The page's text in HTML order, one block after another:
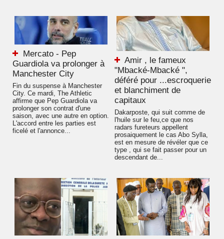
Mercato - Pep
Guardiola va prolonger à
Manchester City
Fin du suspense à Manchester
City. Ce mardi, The Athletic
affirme que Pep Guardiola va
prolonger son contrat d'une
saison, avec une autre en option.
L'accord entre les parties est
ficelé et l'annonce...
Amir , le fameux
"Mbacké-Mbacké ",
déféré pour ...escroquerie
et blanchiment de
capitaux
Dakarposte, qui suit comme de
l'huile sur le feu,ce que nos
radars fureteurs appellent
prosaiquement le cas Abo Sylla,
est en mesure de révéler que ce
type , qui se fait passer pour un
descendant de...